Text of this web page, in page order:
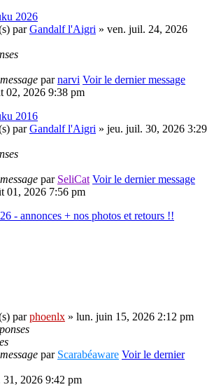
2026
parGandalf l'Aigri » ven. juil. 24, 2026
parnarvi Voir le dernier message
02, 2026 9:38 pm
2016
parGandalf l'Aigri » jeu. juil. 30, 2026 3:29
par SeliCat Voir le dernier message
01, 2026 7:56 pm
- annonces + nos photos et retours !!
parphoenlx » lun. juin 15, 2026 2:12 pm
par Scarabéaware Voir le dernier
2026 9:42 pm